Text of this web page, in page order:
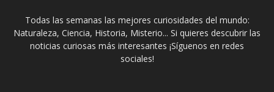
Todas las semanas las mejores curiosidades del mundo:
Naturaleza, Ciencia, Historia, Misterio... Si quieres descubrir las
noticias curiosas más interesantes ¡Síguenos en redes
sociales!